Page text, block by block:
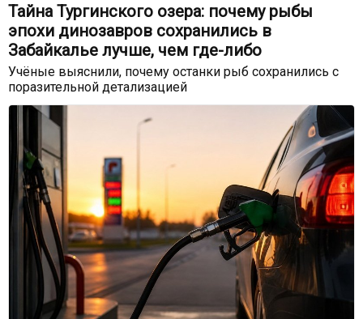
Тайна Тургинского озера: почему рыбы
эпохи динозавров сохранились в
Забайкалье лучше, чем где-либо
Учёные выяснили, почему останки рыб сохранились с
поразительной детализацией